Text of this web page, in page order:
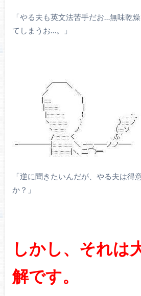
「やる夫も英文法苦手だお…無味乾
てしまうお…。」
「逆に聞きたいんだが、やる夫は得
か？」
しかし、それは
解です。